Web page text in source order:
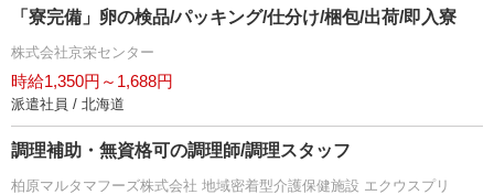
「寮完備」卵の検品/パッキング/仕分け/梱包/出荷/即入寮
株式会社京栄センター
時給1,350円～1,688円
派遣社員 / 北海道
調理補助・無資格可の調理師/調理スタッフ
柏原マルタマフーズ株式会社 地域密着型介護保健施設 エクウスプリ